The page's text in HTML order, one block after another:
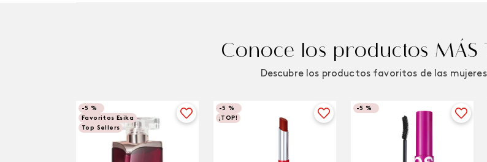
Conoce los productos MÁS
Descubre los productos favoritos de las
-5 %
Favoritos Esika
Top Sellers
-5 %
¡TOP!
-5 %